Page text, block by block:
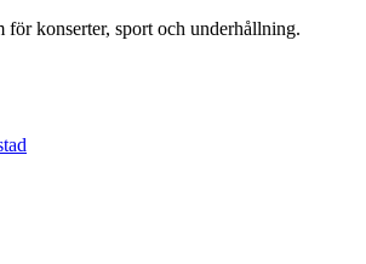
för konserter, sport och underhållning.